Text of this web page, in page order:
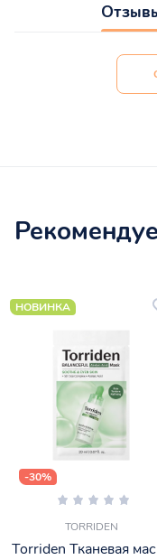
НОВИНКА
-30%
TORRIDEN
Torriden Тканевая